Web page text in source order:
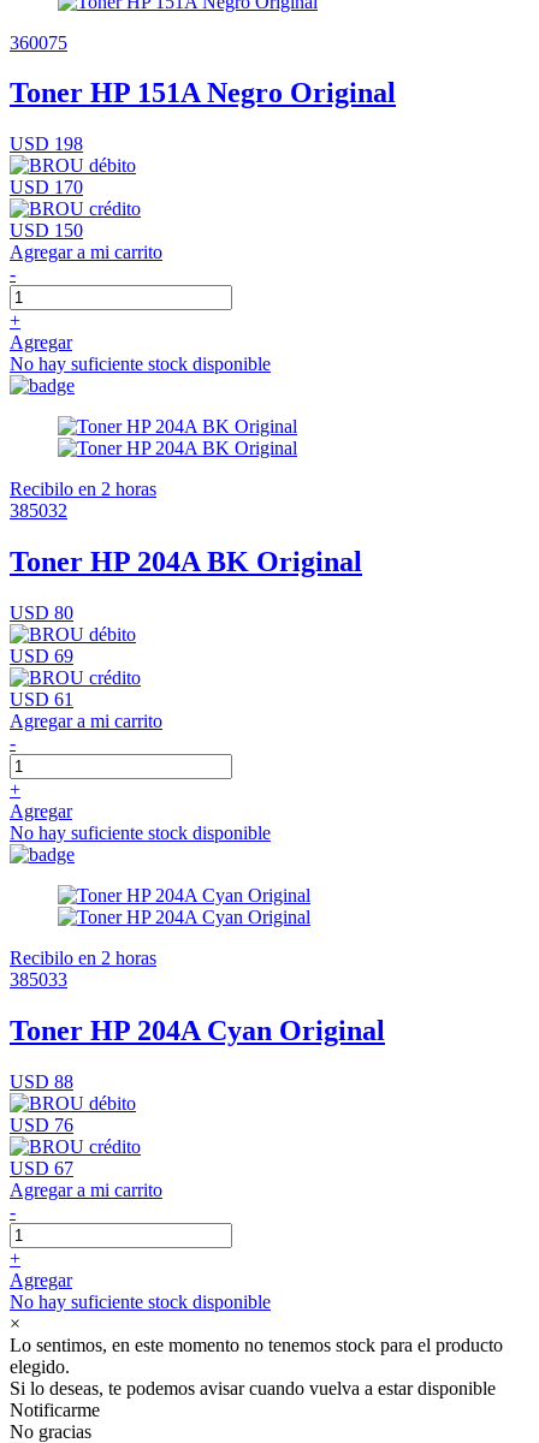
360075
Toner HP 151A Negro Original
USD 198
USD 170
USD 150
Agregar a mi carrito
-
+
Agregar
No hay suficiente stock disponible
Recibilo en 2 horas
385032
Toner HP 204A BK Original
USD 80
USD 69
USD 61
Agregar a mi carrito
-
+
Agregar
No hay suficiente stock disponible
Recibilo en 2 horas
385033
Toner HP 204A Cyan Original
USD 88
USD 76
USD 67
Agregar a mi carrito
-
+
Agregar
No hay suficiente stock disponible
×
Lo sentimos, en este momento no tenemos stock para el producto
elegido.
Si lo deseas, te podemos avisar cuando vuelva a estar disponible
Notificarme
No gracias